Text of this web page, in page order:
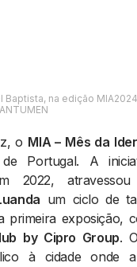
Pesquisar
Baptista, na edição
o MIA – Mês da
Portugal. A
2022,
um ciclo de
primeira exposição,
by Cipro Group.
à cidade onde